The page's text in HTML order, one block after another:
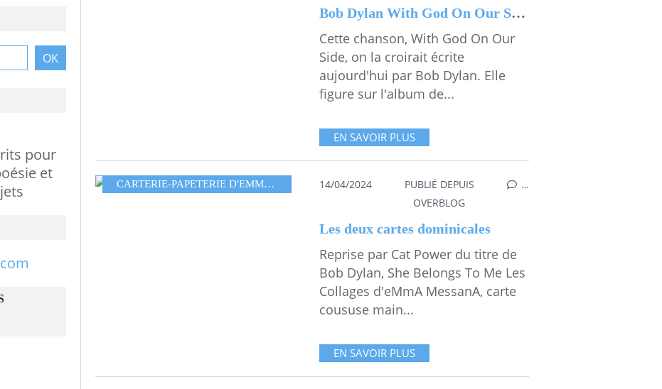
Bob Dylan With God On Our Side
Cette chanson, With God On Our
Side, on la croirait écrite
aujourd'hui par Bob Dylan. Elle
figure sur l'album de...
EN SAVOIR PLUS
CARTERIE-PAPETERIE D'EMMA, DEFILENAIGUILLE, MESGAMMES,CAT POWER,BOB DYLAN
14/04/2024
PUBLIÉ DEPUIS
OVERBLOG
…
Les deux cartes dominicales
Reprise par Cat Power du titre de
Bob Dylan, She Belongs To Me Les
Collages d'eMmA MessanA, carte
coususe main...
EN SAVOIR PLUS
pour
et